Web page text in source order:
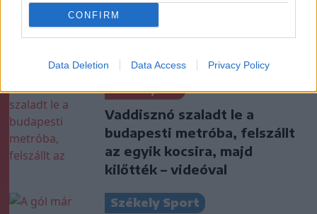
CONFIRM
Data Deletion Data Access Privacy Policy
kétéves gyerek keze, a
tűzoltókra is szükség volt a
műtőben
Székelyhon
Vaddisznó szaladt le a
budapesti metróba, felszállt
az egyik kocsira, majd
kilőtték – videóval
Székely Sport